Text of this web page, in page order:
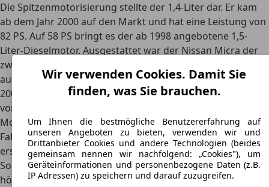
Die Spitzenmotorisierung stellte der 1,4-Liter dar. Er kam
ab dem Jahr 2000 auf den Markt und hat eine Leistung von
82 PS. Auf 58 PS bringt es der ab 1998 angebotene 1,5-
Liter-Dieselmotor. Ausgestattet war der Nissan Micra der
zweiten Generation mit einem Schaltgetriebe, wahlweise
auch mit einer Automatik.
2003 wurde die dritte Generation des Kleinwagens
vorgestellt. Insgesamt sind es genügsame und
Motorenmit ausreichend Leistung für das kleine
Fahrzeug. Lediglich der 1,2-Liter-Motor machte in den
ersten beiden Produktionsjahren mit seiner Steuerkette
Sorgen. Dies wurde jedoch schnell behoben und
höherwertige Ketten verbaut. Auch hier war für den
Wir verwenden Cookies. Damit Sie
finden, was Sie brauchen.
Um Ihnen die bestmögliche Benutzererfahrung auf
unseren Angeboten zu bieten, verwenden wir und
Drittanbieter Cookies und andere Technologien (beides
gemeinsam nennen wir nachfolgend: „Cookies"), um
Geräteinformationen und personenbezogene Daten (z.B.
IP Adressen) zu speichern und darauf zuzugreifen.